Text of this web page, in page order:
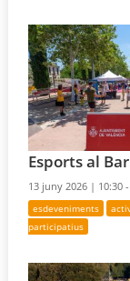
Esports al
13 juny 2026 | 10:30
esdeveniments
participatius